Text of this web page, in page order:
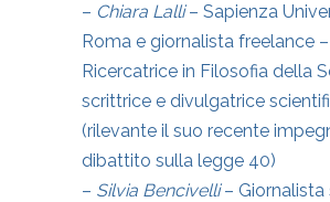
– Chiara Lalli– Sapienza
Roma e giornalista freelance –
Ricercatrice in Filosofia della
scrittrice e divulgatrice
(rilevante il suo recente
dibattito sulla legge 40)
– Silvia Bencivelli– Giornalista